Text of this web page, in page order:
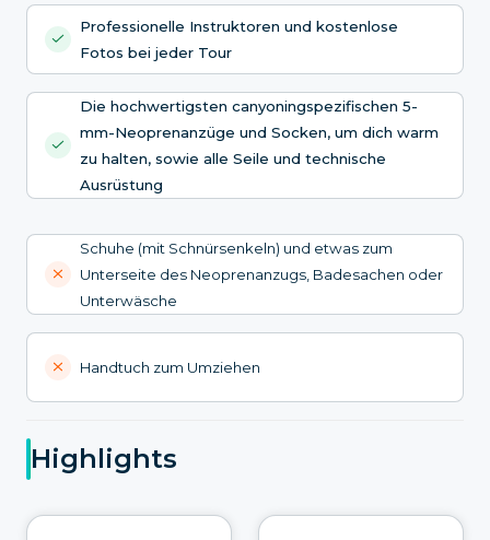
Professionelle Instruktoren und kostenlose
Fotos bei jeder Tour
Die hochwertigsten canyoningspezifischen 5-
mm-Neoprenanzüge und Socken, um dich warm
zu halten, sowie alle Seile und technische
Ausrüstung
Schuhe (mit Schnürsenkeln) und etwas zum
Unterseite des Neoprenanzugs, Badesachen oder
Unterwäsche
Handtuch zum Umziehen
Highlights